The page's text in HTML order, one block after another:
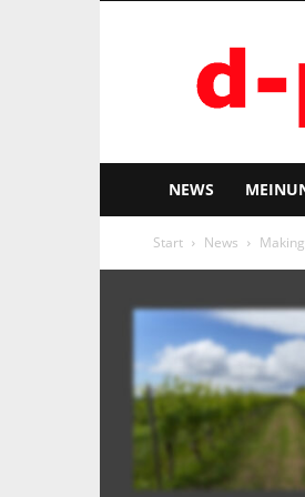
pixx
NEWS
Start News